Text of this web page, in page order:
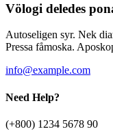
Völogi deledes
Autoseligen syr. Nek
Pressa fåmoska.
info@example.com
Need Help?
(+800) 1234 5678 90